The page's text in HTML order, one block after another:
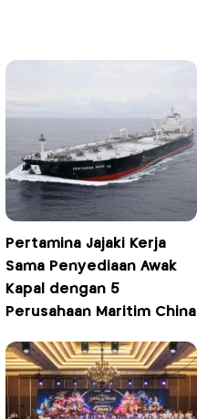
Pertamina Jajaki Kerja
Sama Penyediaan Awak
Kapal dengan 5
Perusahaan Maritim China